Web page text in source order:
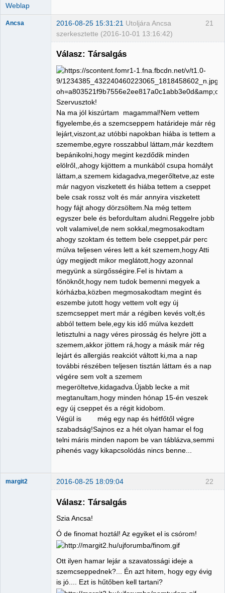
Weblap
21
Ancsa 2016-08-25 15:31:21 Utoljára Ancsa
szerkesztette (2016-10-01 13:16:42)
Válasz: Társalgás
Szervusztok!
Na ma jól kiszúrtam magammal!Nem vettem
figyelembe,és a szemcseppem határideje már rég
lejárt,viszont,az utóbbi napokban hiába is tettem a
szemembe,egyre rosszabbul láttam,már kezdtem
bepánikolni,hogy megint kezdődik minden
elölről,,ahogy kijöttem a munkából csupa homályt
láttam,a szemem kidagadva,megerőltetve,az este
már nagyon viszketett és hiába tettem a cseppet
bele csak rossz volt és már annyira viszketett
hogy fájt ahogy dörzsöltem.Na még tettem
egyszer bele és befordultam aludni.Reggelre jobb
volt valamivel,de nem sokkal,megmosakodtam
ahogy szoktam és tettem bele cseppet,pár perc
múlva teljesen véres lett a két szemem,hogy Atti
úgy megijedt mikor meglátott,hogy azonnal
megyünk a sürgősségire.Fel is hivtam a
főnöknőt,hogy nem tudok bemenni megyek a
kórházba,közben megmosakodtam megint és
eszembe jutott hogy vettem volt egy új
szemcseppet mert már a régiben kevés volt,és
abból tettem bele,egy kis idő múlva kezdett
letisztulni a nagy véres pirosság és helyre jött a
szemem,akkor jöttem rá,hogy a másik már rég
lejárt és allergiás reakciót váltott ki,ma a nap
további részében teljesen tisztán láttam és a nap
végére sem volt a szemem
megeröltetve,kidagadva.Újabb lecke a mit
megtanultam,hogy minden hónap 15-én veszek
egy új cseppet és a régit kidobom.
Végül is még egy nap és hétfőtől végre
szabadság!Sajnos ez a hét olyan hamar el fog
telni máris minden napom be van táblázva,semmi
pihenés vagy kikapcsolódás nincs benne...
22
margit2 2016-08-25 18:09:04
Válasz: Társalgás
Szia Ancsa!
Ó de finomat hoztál! Az egyiket el is csórom!
Ott ilyen hamar lejár a szavatossági ideje a
szemcseppednek?... Én azt hitem, hogy egy évig
is jó.... Ezt is hűtőben kell tartani?